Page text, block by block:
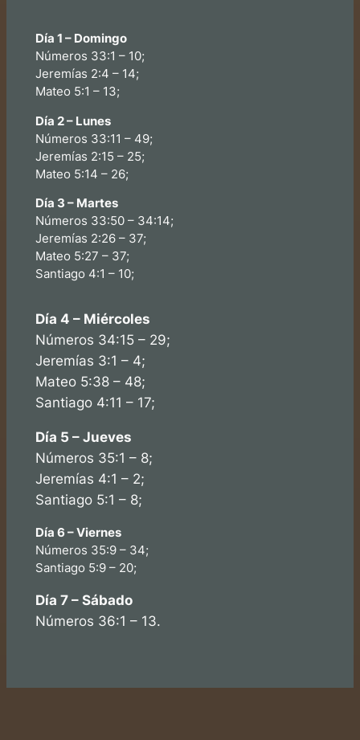
Día 1 – Domingo
Números 33:1 – 10;
Jeremías 2:4 – 14;
Mateo 5:1 – 13;
Día 2 – Lunes
Números 33:11 – 49;
Jeremías 2:15 – 25;
Mateo 5:14 – 26;
Día 3 – Martes
Números 33:50 – 34:14;
Jeremías 2:26 – 37;
Mateo 5:27 – 37;
Santiago 4:1 – 10;
Día 4 – Miércoles
Números 34:15 – 29;
Jeremías 3:1 – 4;
Mateo 5:38 – 48;
Santiago 4:11 – 17;
Día 5 – Jueves
Números 35:1 – 8;
Jeremías 4:1 – 2;
Santiago 5:1 – 8;
Día 6 – Viernes
Números 35:9 – 34;
Santiago 5:9 – 20;
Día 7 – Sábado
Números 36:1 – 13.